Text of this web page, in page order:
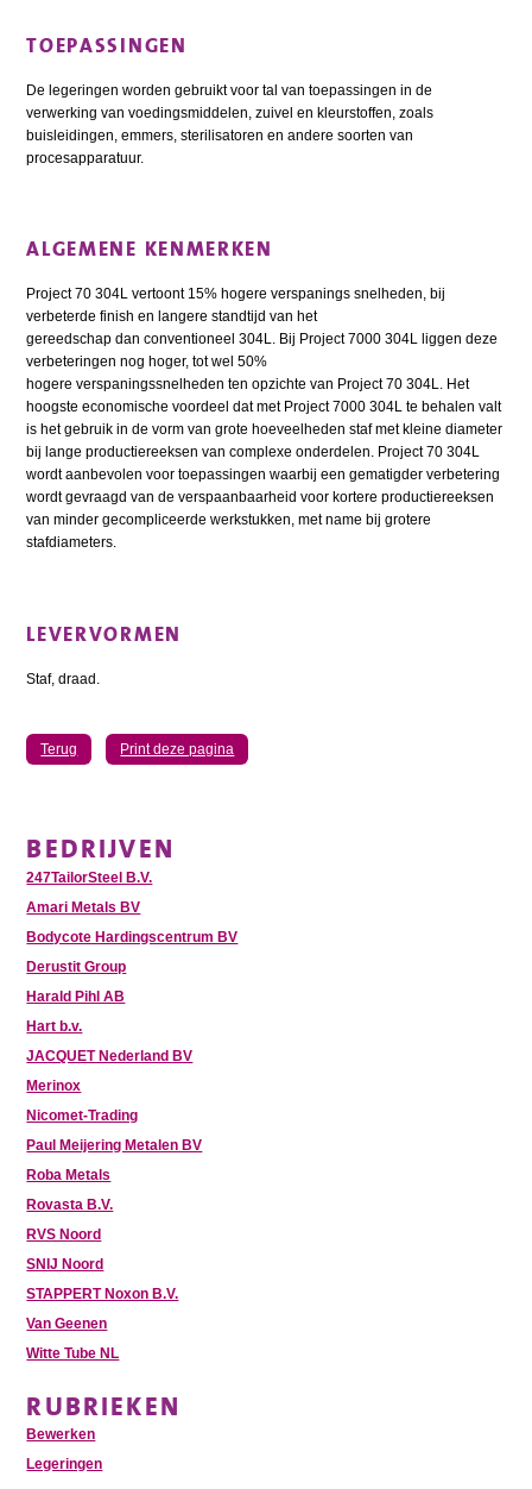
TOEPASSINGEN
De legeringen worden gebruikt voor tal van toepassingen in de
verwerking van voedingsmiddelen, zuivel en kleurstoffen, zoals
buisleidingen, emmers, sterilisatoren en andere soorten van
procesapparatuur.
ALGEMENE KENMERKEN
Project 70 304L vertoont 15% hogere verspanings snelheden, bij
verbeterde finish en langere standtijd van het
gereedschap dan conventioneel 304L. Bij Project 7000 304L liggen deze
verbeteringen nog hoger, tot wel 50%
hogere verspaningssnelheden ten opzichte van Project 70 304L. Het
hoogste economische voordeel dat met Project 7000 304L te behalen valt
is het gebruik in de vorm van grote hoeveelheden staf met kleine diameter
bij lange productiereeksen van complexe onderdelen. Project 70 304L
wordt aanbevolen voor toepassingen waarbij een gematigder verbetering
wordt gevraagd van de verspaanbaarheid voor kortere productiereeksen
van minder gecompliceerde werkstukken, met name bij grotere
stafdiameters.
LEVERVORMEN
Staf, draad.
Terug Print deze pagina
BEDRIJVEN
247TailorSteel B.V.
Amari Metals BV
Bodycote Hardingscentrum BV
Derustit Group
Harald Pihl AB
Hart b.v.
JACQUET Nederland BV
Merinox
Nicomet-Trading
Paul Meijering Metalen BV
Roba Metals
Rovasta B.V.
RVS Noord
SNIJ Noord
STAPPERT Noxon B.V.
Van Geenen
Witte Tube NL
RUBRIEKEN
Bewerken
Legeringen